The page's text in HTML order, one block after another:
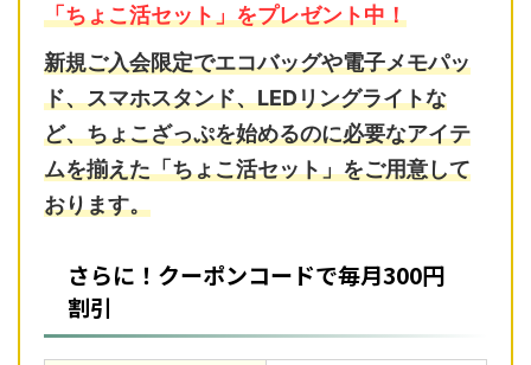
「ちょこ活セット」をプレゼント中！
新規ご入会限定でエコバッグや電子メモパッ
ド、スマホスタンド、LEDリングライトな
ど、ちょこざっぷを始めるのに必要なアイテ
ムを揃えた「ちょこ活セット」をご用意して
おります。
さらに！クーポンコードで毎月300円
割引